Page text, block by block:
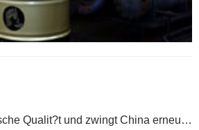
kroneseder erbt deutsche Qualit?t und zwingt China erneut zum Upgrade